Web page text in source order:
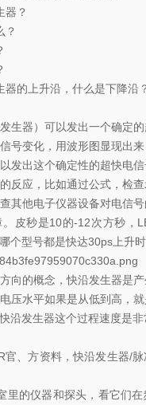
器？
？
器的上升沿，什么是下降沿？
生器）可以发出一个确定
号变化，用波形图显现出
发出这个确定性的超快电
反应，比如通过公式，检
其他电子仪器设备对电信
皮秒是10的-12次方秒，
个型号都是快达30ps上升时
向的概念，快沿发生器是
压水平如果是从低到高，
沿发生器这个过程速度是非
官、方资料，快沿发生器/
里的仪器和探头，看它们